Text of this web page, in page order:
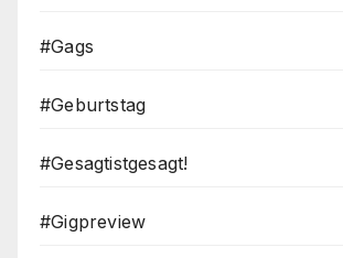
#Gags
#Geburtstag
#Gesagtistgesagt!
#Gigpreview